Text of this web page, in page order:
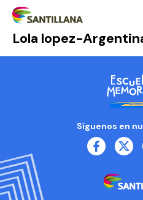
Lola lopez-
Síguenos en